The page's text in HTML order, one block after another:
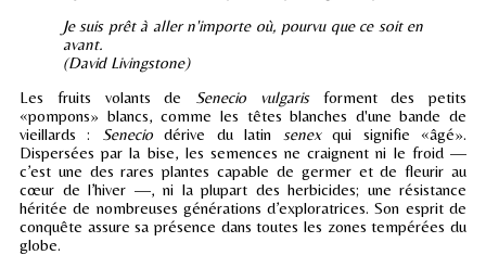
Je suis prêt à aller n'importe où, pourvu que ce soit en
avant.
(David Livingstone)
Les fruits volants de
Senecio vulgarisforment des petits
«pompons» blancs, comme les têtes blanches d'une bande de
vieillards : Seneciodérive du latin senexqui signifie «âgé».
Dispersées par la bise, les semences ne craignent ni le froid —
c’est une des rares plantes capable de germer et de fleurir au
cœur de l’hiver —, ni la plupart des herbicides; une résistance
héritée de nombreuses générations d’exploratrices. Son esprit de
conquête assure sa présence dans toutes les zones tempérées du
globe.